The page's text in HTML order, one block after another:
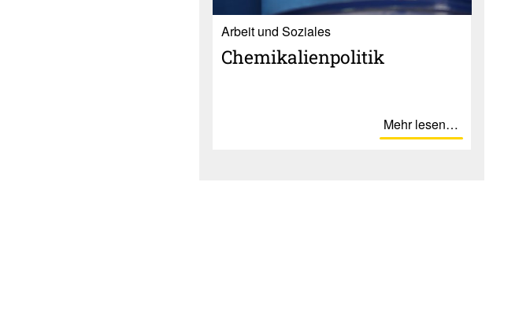
Ar­beit und So­zia­les
Chemi­ka­li­en­po­litik
Mehr lesen…